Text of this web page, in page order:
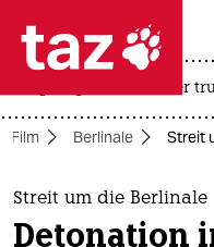
 taz
themen
usa unter
Film Berlinale Streit
Streit um die Berlinale
Detonation